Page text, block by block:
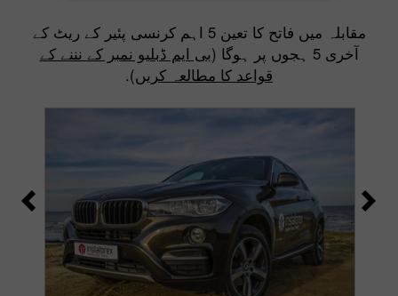
مقابلہ میں فاتح کا تعین 5 اہم کرنسی پئیر کے ریٹ کے
آخری 5 ہجوں پر ہوگا (
بی ایم ڈبلیو نمبر کے نننے کے
قواعد کا مطالعہ کریں).